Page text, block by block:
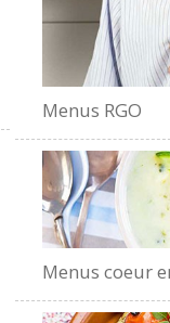
Menus RGO
Menus coeur